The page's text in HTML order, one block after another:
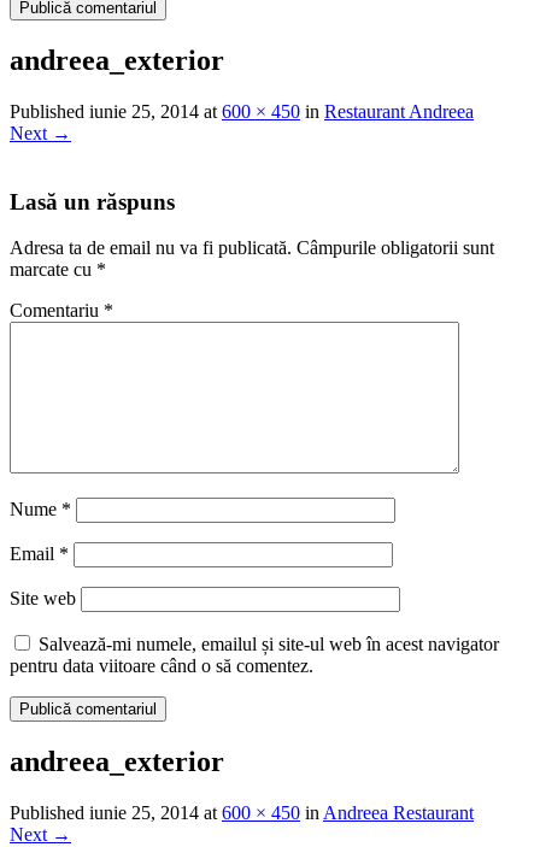
andreea_exterior
Published iunie 25, 2014 at 600 × 450 in Restaurant Andreea
Next →
Lasă un răspuns
Adresa ta de email nu va fi publicată. Câmpurile obligatorii sunt
marcate cu *
Comentariu *
Nume *
Email *
Site web
Salvează-mi numele, emailul și site-ul web în acest navigator
pentru data viitoare când o să comentez.
andreea_exterior
Published iunie 25, 2014 at 600 × 450 in Andreea Restaurant
Next →